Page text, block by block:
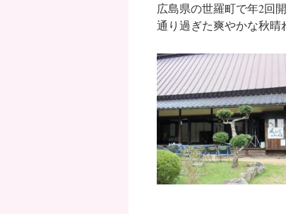
広島県の世羅町で年2回
通り過ぎた爽やかな秋晴